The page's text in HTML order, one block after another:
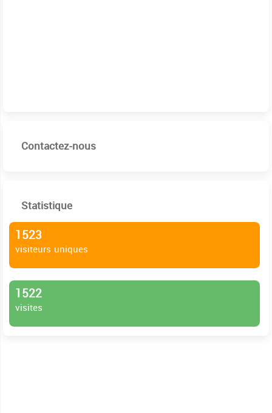
Contactez-nous
Statistique
1523
visiteurs uniques
1522
visites